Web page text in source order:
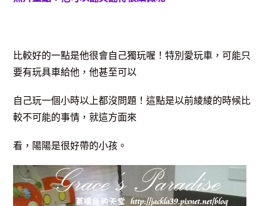
比較好的一點是他很會自己獨玩喔！特別愛玩車，可能只
要有玩具車給他，他甚至可以
自己玩一個小時以上都沒問題！這點是以前綾綾的時候比
較不可能的事情，就這方面來
看，陽陽是很好帶的小孩。